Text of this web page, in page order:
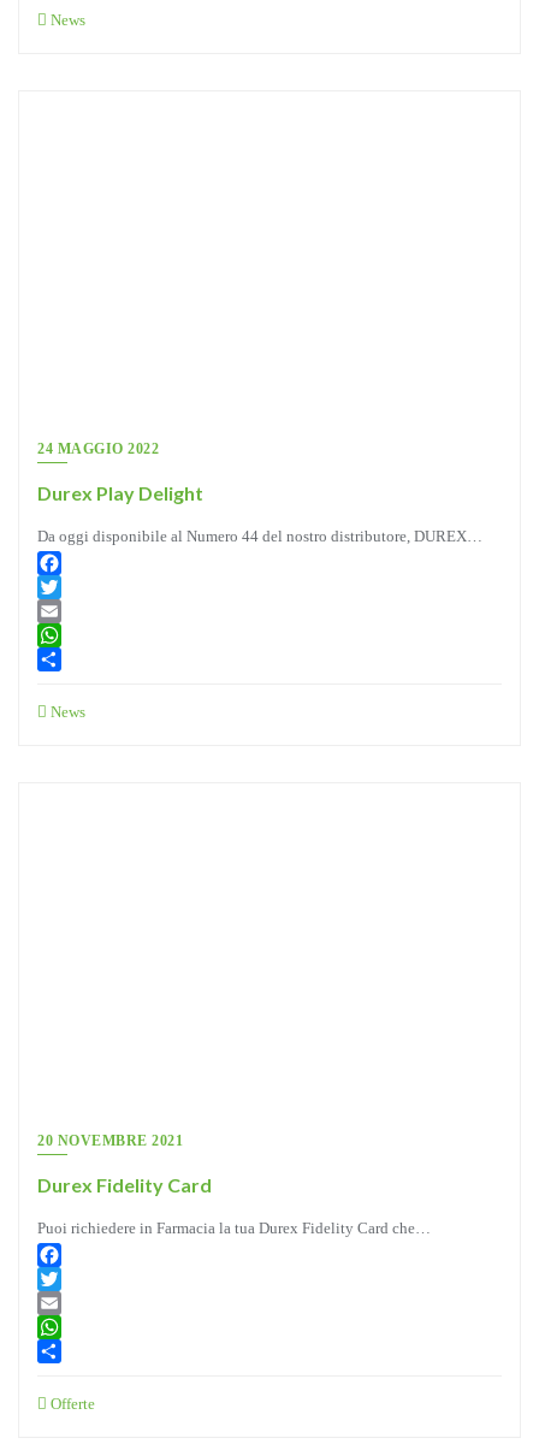
News
24 MAGGIO 2022
Durex Play Delight
Da oggi disponibile al Numero 44 del nostro distributore, DUREX…
Facebook
Twitter
Email
WhatsApp
News
20 NOVEMBRE 2021
Durex Fidelity Card
Puoi richiedere in Farmacia la tua Durex Fidelity Card che…
Facebook
Twitter
Email
WhatsApp
Offerte